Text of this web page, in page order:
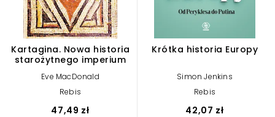
Kartagina. Nowa historia
starożytnego imperium
Eve MacDonald
Rebis
47,49 zł
Krótka historia Europy
Simon Jenkins
Rebis
42,07 zł